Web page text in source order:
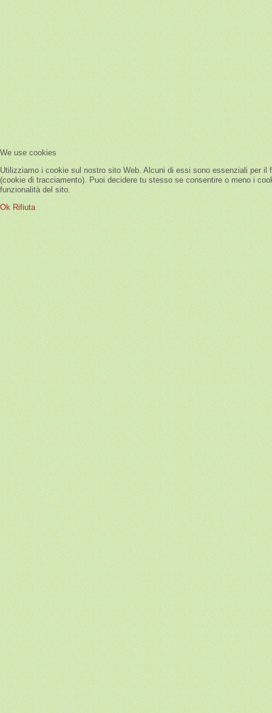
We use cookies
Utilizziamo i cookie sul nostro sito Web. Alcuni di essi sono essenziali per
(cookie di tracciamento). Puoi decidere tu stesso se consentire o meno i
funzionalità del sito.
Ok Rifiuta